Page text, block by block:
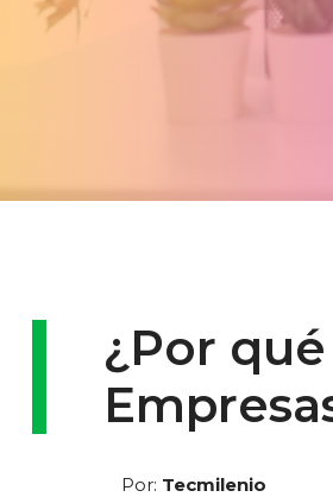
¿Por
Por: Tecmilenio